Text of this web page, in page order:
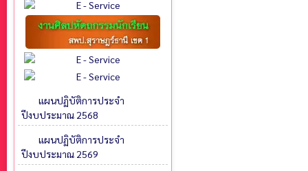
แผนปฏิบัติการประจำ
ปีงบประมาณ 2568
แผนปฏิบัติการประจำ
ปีงบประมาณ 2569